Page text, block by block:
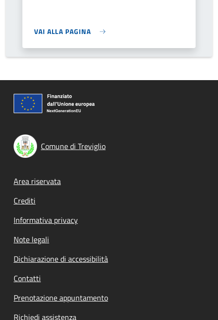
VAI ALLA PAGINA
Comune di Treviglio
Footer menu
Area riservata
Crediti
Informativa privacy
Note legali
Dichiarazione di accessibilità
Contatti
Prenotazione appuntamento
Richiedi assistenza